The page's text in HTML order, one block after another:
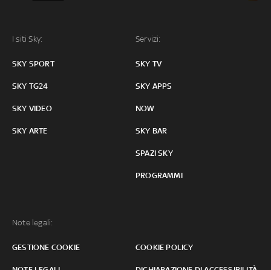
I siti Sky:
SKY SPORT
SKY TG24
SKY VIDEO
SKY ARTE
Servizi:
SKY TV
SKY APPS
NOW
SKY BAR
SPAZI SKY
PROGRAMMI
Note legali:
GESTIONE COOKIE COOKIE POLICY